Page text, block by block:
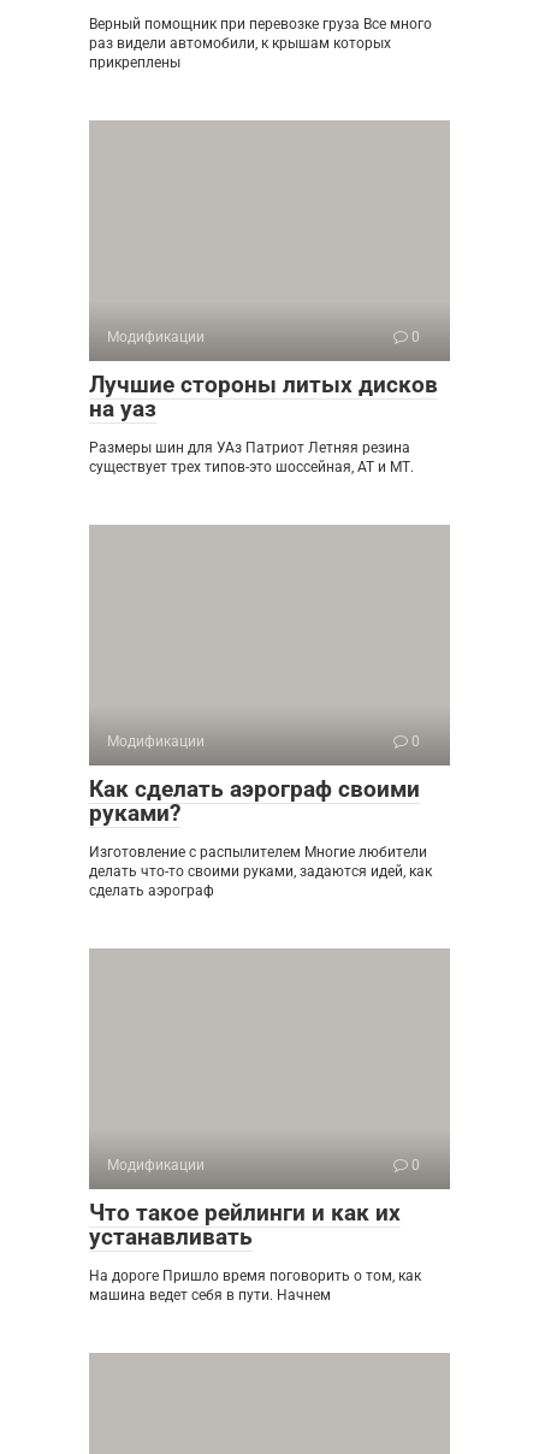
Верный помощник при перевозке груза Все много
раз видели автомобили, к крышам которых
прикреплены
Модификации 0
Лучшие стороны литых дисков
на уаз
Размеры шин для УАз Патриот Летняя резина
существует трех типов-это шоссейная, АТ и МТ.
Модификации 0
Как сделать аэрограф своими
руками?
Изготовление с распылителем Многие любители
делать что-то своими руками, задаются идей, как
сделать аэрограф
Модификации 0
Что такое рейлинги и как их
устанавливать
На дороге Пришло время поговорить о том, как
машина ведет себя в пути. Начнем